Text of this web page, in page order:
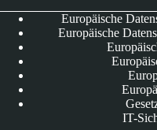
Europäische
Europäische
IT-